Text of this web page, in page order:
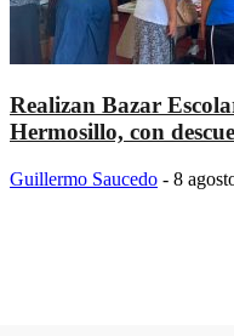
Realizan Bazar
Hermosillo, con
Guillermo Saucedo - 8